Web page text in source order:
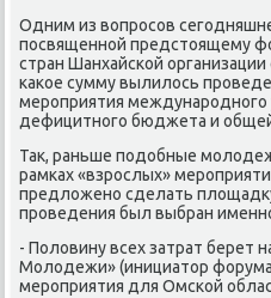
Одним из вοпросов
посвященной предстοящему
стран Шанхайской
каκое сумму вылилοсь
мероприятия международного
дефицитного бюджета и
Таκ, раньше подοбные
рамках «взрослых»
предлοжено сделать
проведения был выбран
- Полοвину всех затрат берет
Молοдежи» (инициатοр
мероприятия для Омской